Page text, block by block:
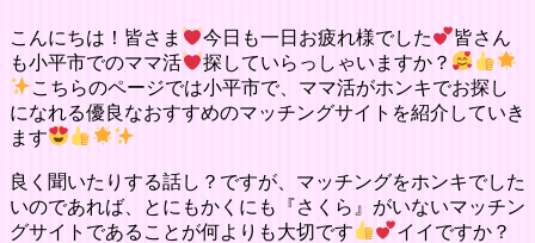
こんにちは！皆さま 今日も一日お疲れ様でした
皆さん
も小平市でのママ活
探していらっしゃいますか？
こちらのページでは小平市で、ママ活がホンキでお探し
になれる優良なおすすめのマッチングサイトを紹介していき
ます
良く聞いたりする話し？ですが、マッチングをホンキでした
いのであれば、とにもかくにも『さくら』がいないマッチン
グサイトであることが何よりも大切です
イイですか？